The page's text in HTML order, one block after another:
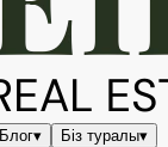
Блог▾ Біз туралы▾